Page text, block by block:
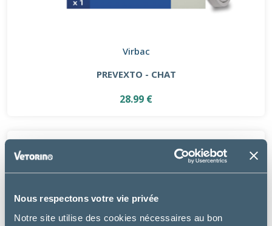
Nous respectons votre vie privée
Notre site utilise des cookies nécessaires au bon
Virbac
PREVEXTO - CHAT
28.99 €
PROMO
-8 %